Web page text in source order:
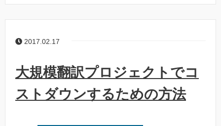
2017.02.17
大規模翻訳プロジェクトでコ
ストダウンするための方法